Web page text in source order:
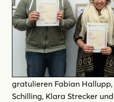
gratulieren Fabian
Schilling, Klara Strecker